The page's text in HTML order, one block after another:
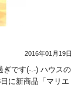
2016年01月19日
ぎです(-.-) ハウスの
に新商品「マリエ